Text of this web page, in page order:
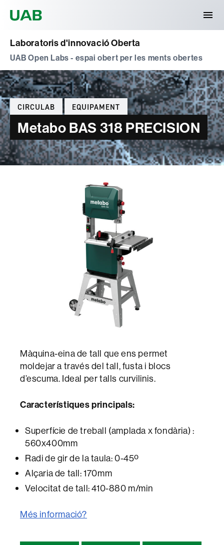
Laboratoris d'innovació Oberta
UAB Open Labs - espai obert per les ments obertes
Categories
CIRCULAB EQUIPAMENT
Metabo BAS 318 PRECISION
Màquina-eina de tall que ens permet
moldejar a través del tall, fusta i blocs
d’escuma. Ideal per talls curvilinis.
Característiques principals:
Superfície de treball (amplada x fondària) :
560x400mm
Radi de gir de la taula: 0-45º
Alçaria de tall: 170mm
Velocitat de tall: 410-880 m/min
Més informació?